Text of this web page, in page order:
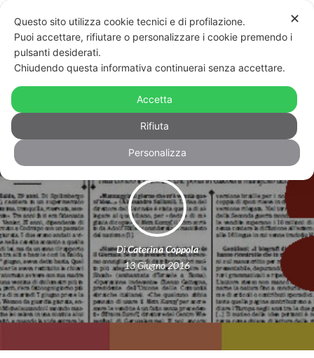
Strage di Orlando e i giornali italiani:
dov’è finita l’omofobia?
DiCaterina Coppola
13 Giugno 2016
✕
Questo sito utilizza cookie tecnici e di profilazione.
Puoi accettare, rifiutare o personalizzare i cookie premendo i
pulsanti desiderati.
Chiudendo questa informativa continuerai senza accettare.
Accetta
Rifiuta
Personalizza